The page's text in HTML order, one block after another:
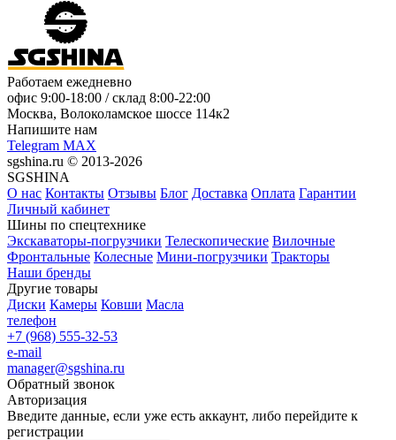
Работаем ежедневно
офис 9:00-18:00 / склад 8:00-22:00
Москва, Волоколамское шоссе 114к2
Напишите нам
Telegram MAX
sgshina.ru © 2013-2026
SGSHINA
О нас Контакты Отзывы Блог Доставка Оплата Гарантии
Личный кабинет
Шины по спецтехнике
Экскаваторы-погрузчики Телескопические Вилочные
Фронтальные Колесные Мини-погрузчики Тракторы
Наши бренды
Другие товары
Диски Камеры Ковши Масла
телефон
+7 (968) 555-32-53
e-mail
manager@sgshina.ru
Обратный звонок
Авторизация
Введите данные, если уже есть аккаунт, либо перейдите к
регистрации